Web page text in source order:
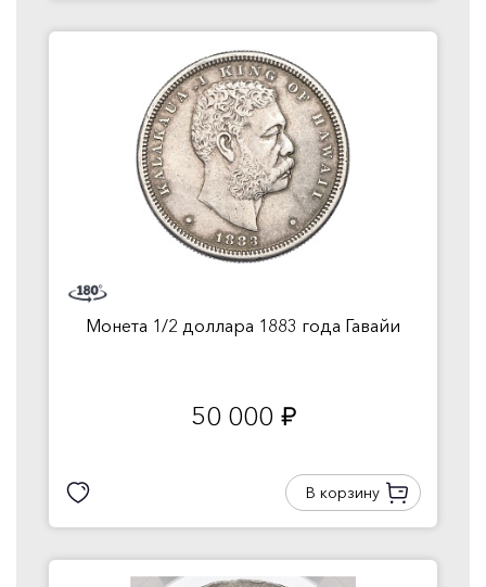
Монета 1/2 доллара 1883 года Гавайи
50 000 руб.
В корзину